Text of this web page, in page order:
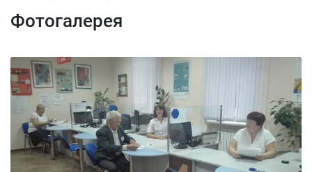
Фотогалерея